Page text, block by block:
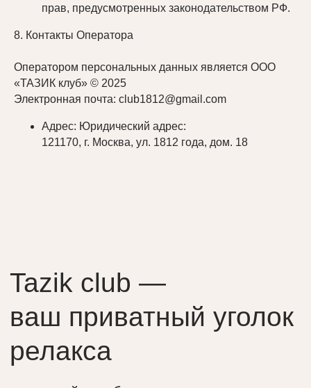
прав, предусмотренных законодательством РФ.
8. Контакты Оператора
Оператором персональных данных является ООО
«ТАЗИК клуб» © 2025
Электронная почта: club1812@gmail.com
Адрес: Юридический адрес:
121170, г. Москва, ул. 1812 года, дом. 18
Отдельное здание клуба расположено
и ТТК, недалеко от Москва-Сити, в минутах
ходьбы от Триумфальной арки.
Как добраться до нас:
club1812@gmail.com